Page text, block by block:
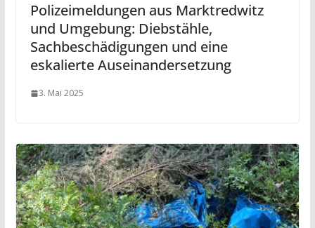
Polizeimeldungen aus Marktredwitz
und Umgebung: Diebstähle,
Sachbeschädigungen und eine
eskalierte Auseinandersetzung
3. Mai 2025